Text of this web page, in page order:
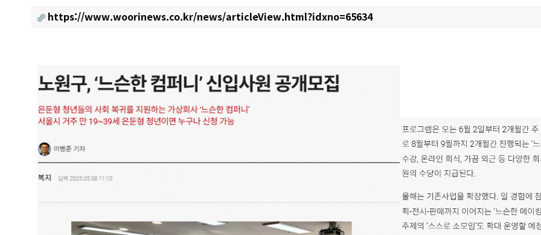
https://www.woorinews.co.kr/news/articleView.html?idxno=65634
Content